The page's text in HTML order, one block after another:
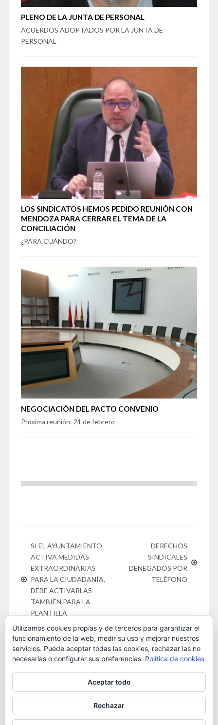
PLENO DE LA JUNTA DE PERSONAL
ACUERDOS ADOPTADOS POR LA JUNTA DE
PERSONAL
LOS SINDICATOS HEMOS PEDIDO REUNIÓN CON
MENDOZA PARA CERRAR EL TEMA DE LA
CONCILIACIÓN
¿PARA CUÁNDO?
NEGOCIACIÓN DEL PACTO CONVENIO
Próxima reunión: 21 de febrero
SI EL AYUNTAMIENTO
ACTIVA MEDIDAS
EXTRAORDINARIAS
PARA LA CIUDADANÍA,
DEBE ACTIVARLAS
TAMBIÉN PARA LA
PLANTILLA
DERECHOS
SINDICALES
DENEGADOS POR
TELÉFONO
Este obra está bajo unalicencia de Creative Commons
Reconocimiento-NoComercial 4.0 Internacional. 2016
OSTA
Utilizamos cookies propias y de terceros para garantizar el
funcionamiento de la web, medir su uso y mejorar nuestros
servicios. Puede aceptar todas las cookies, rechazar las no
necesarias o configurar sus preferencias. Política de cookies
Aceptar todo
Rechazar